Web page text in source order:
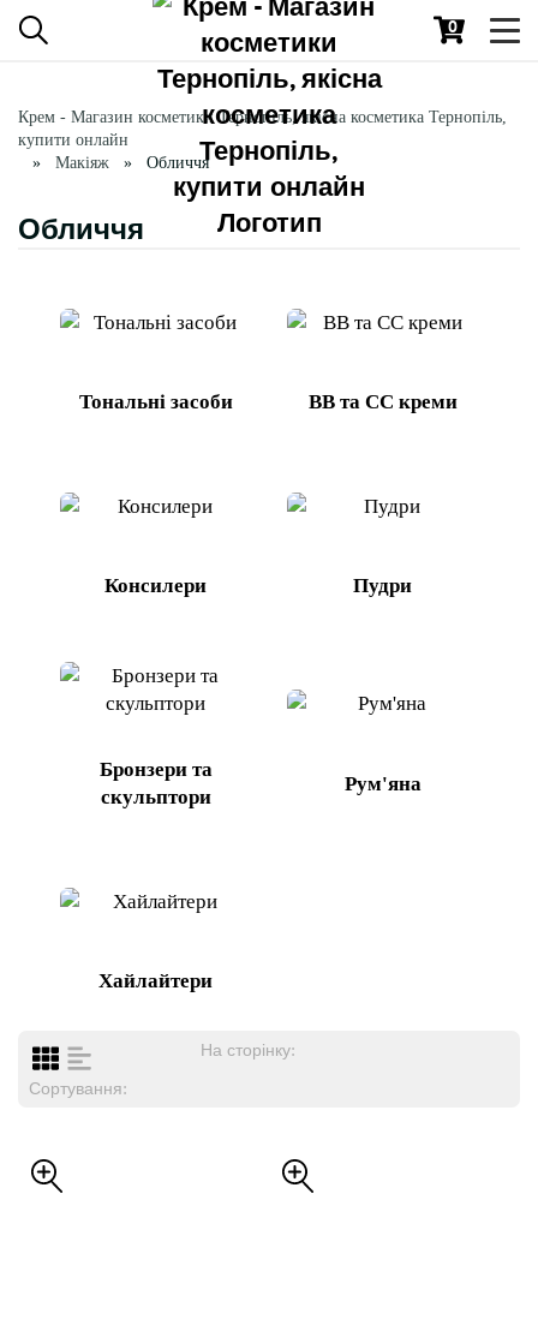
0
Крем - Магазин косметики Тернопіль, якісна косметика Тернопіль,
купити онлайн
Макіяж
Обличчя
Обличчя
Тональні засоби BB та CC креми
Консилери Пудри
Бронзери та
скульптори
Рум'яна
Хайлайтери
На сторінку:
Сортування: